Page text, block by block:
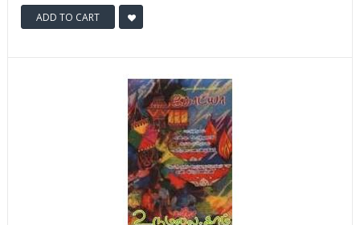
ADD TO CART